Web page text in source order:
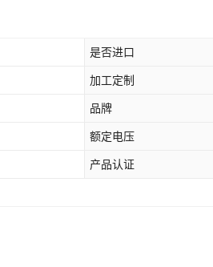
是否进口
加工定制
品牌
额定电压
产品认证